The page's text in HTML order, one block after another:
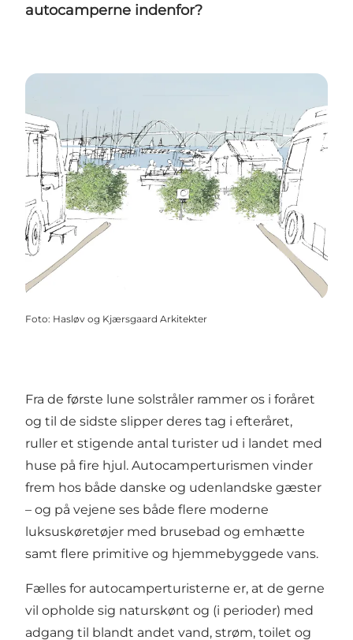
autocamperne indenfor?
Foto: Hasløv og Kjærsgaard Arkitekter
Fra de første lune solstråler rammer os i foråret
og til de sidste slipper deres tag i efteråret,
ruller et stigende antal turister ud i landet med
huse på fire hjul. Autocamperturismen vinder
frem hos både danske og udenlandske gæster
– og på vejene ses både flere moderne
luksuskøretøjer med brusebad og emhætte
samt flere primitive og hjemmebyggede vans.
Fælles for autocamperturisterne er, at de gerne
vil opholde sig naturskønt og (i perioder) med
adgang til blandt andet vand, strøm, toilet og